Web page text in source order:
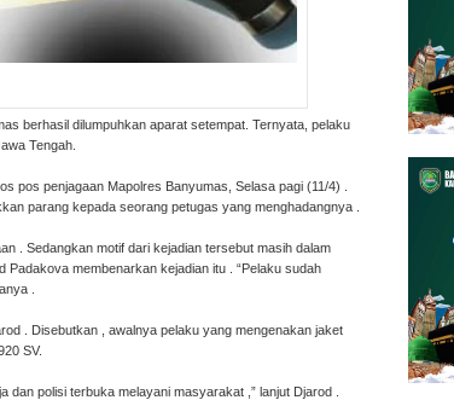
berhasil dilumpuhkan aparat setempat. Ternyata, pelaku
Tengah.
pos penjagaan Mapolres Banyumas, Selasa pagi (11/4) .
parang kepada seorang petugas yang menghadangnya .
. Sedangkan motif dari kejadian tersebut masih dalam
membenarkan kejadian itu . “Pelaku sudah
.
. Disebutkan , awalnya pelaku yang mengenakan jaket
SV.
polisi terbuka melayani masyarakat ,” lanjut Djarod .